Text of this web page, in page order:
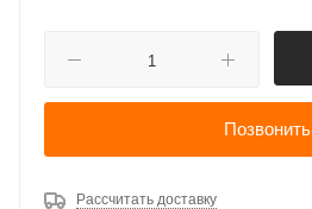
Позвонить
Рассчитать доставку